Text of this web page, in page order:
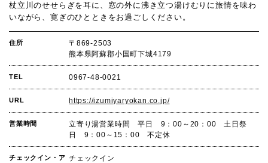
杖立川のせせらぎを耳に、窓の外に沸き立つ湯けむりに旅情を味わ
いながら、寛ぎのひとときをお過ごしください。
住所
〒869-2503
熊本県阿蘇郡小国町下城4179
TEL 0967-48-0021
URL https://izumiyaryokan.co.jp/
営業時間
立寄り湯営業時間 平日 9：00～20：00 土日祭
日 9：00～15：00 不定休
チェックイン・ア チェックイン